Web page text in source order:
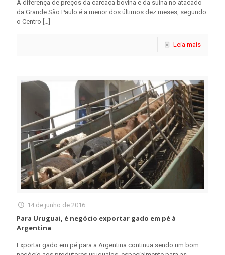
A diferença de preços da carcaça bovina e da suína no atacado
da Grande São Paulo é a menor dos últimos dez meses, segundo
o Centro […]
Leia mais
14 de junho de 2016
Para Uruguai, é negócio exportar gado em pé à
Argentina
Exportar gado em pé para a Argentina continua sendo um bom